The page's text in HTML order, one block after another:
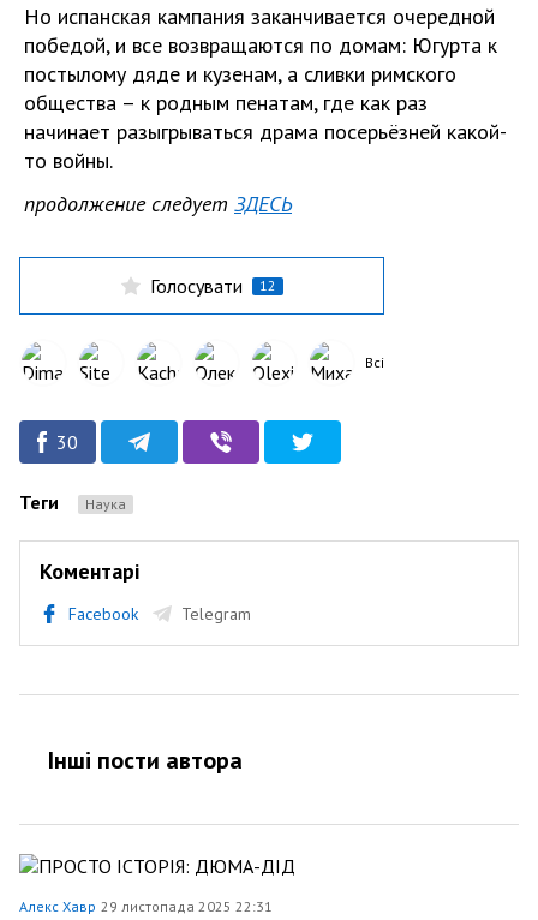
Но испанская кампания заканчивается очередной
победой, и все возвращаются по домам: Югурта к
постылому дяде и кузенам, а сливки римского
общества – к родным пенатам, где как раз
начинает разыгрываться драма посерьёзней какой-
то войны.
продолжение следует ЗДЕСЬ
Голосувати 12
Всі
30
Теги Наука
Коментарі
Facebook Telegram
Інші пости автора
Алекс Хавр 29 листопада 2025 22:31